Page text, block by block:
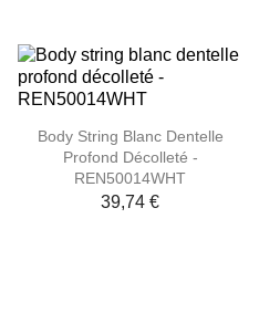
Body String Blanc Dentelle
Profond Décolleté -
REN50014WHT
39,74 €